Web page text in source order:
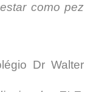
como pez
Dr Walter